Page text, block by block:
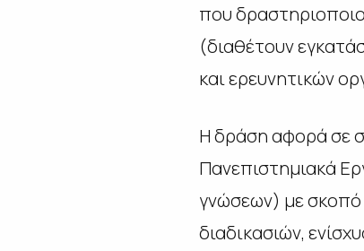
που
(διαθέτουν
και ερευνητικών
Η δράση αφορά σε
Πανεπιστημιακά
γνώσεων) με σκοπό
διαδικασιών,